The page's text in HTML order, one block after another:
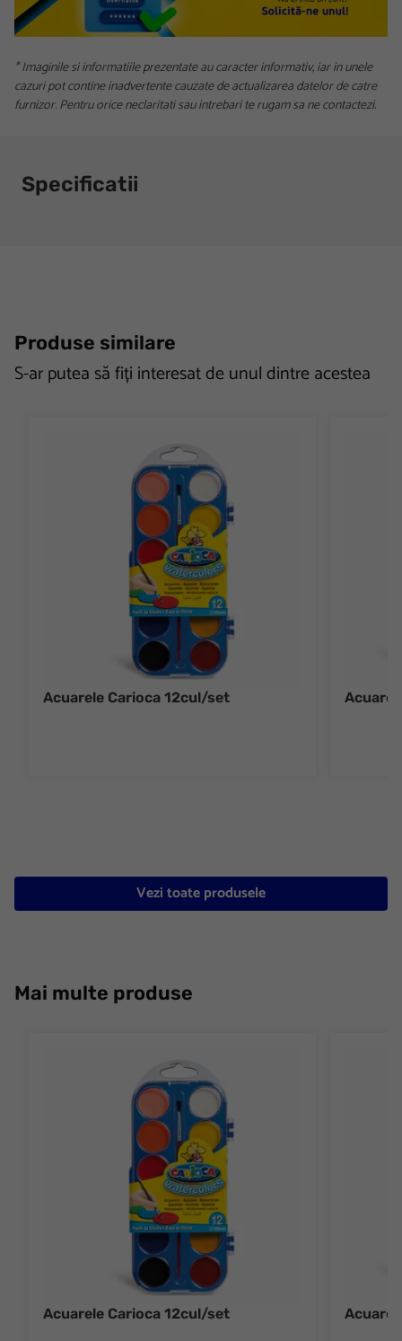
* Imaginile si informatiile prezentate au caracter informativ, iar in unele
cazuri pot contine inadvertente cauzate de actualizarea datelor de catre
furnizor. Pentru orice neclaritati sau intrebari te rugam sa ne contactezi.
Specificatii
Produse similare
S-ar putea să fiți interesat de unul dintre acestea
Acuarele Carioca 12cul/set
Vezi toate produsele
Mai multe produse
Acuarele Carioca 12cul/set